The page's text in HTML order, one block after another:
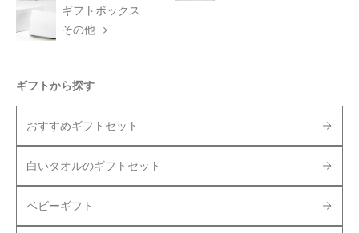
ギフトボックス
その他
ギフトから探す
おすすめギフトセット
白いタオルのギフトセット
ベビーギフト